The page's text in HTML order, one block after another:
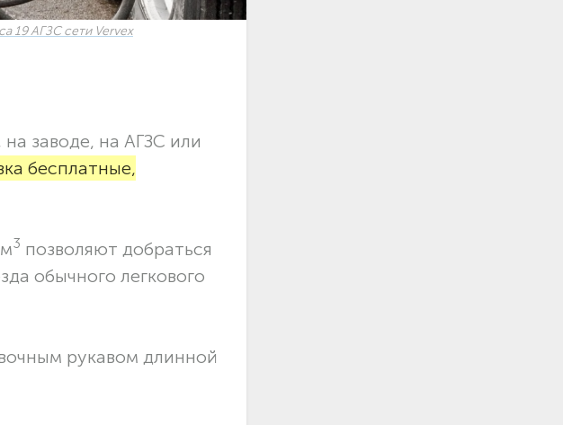
19 АГЗС сети Vervex
заводе, на АГЗС или
бесплатные,
3 позволяют добраться
обычного легкового
рукавом длинной